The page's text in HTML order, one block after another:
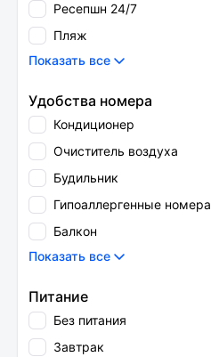
Ресепшн 24/7
Пляж
Показать все
Удобства номера
Кондиционер
Очиститель воздуха
Будильник
Гипоаллергенные номера
Балкон
Показать все
Питание
Без питания
Завтрак